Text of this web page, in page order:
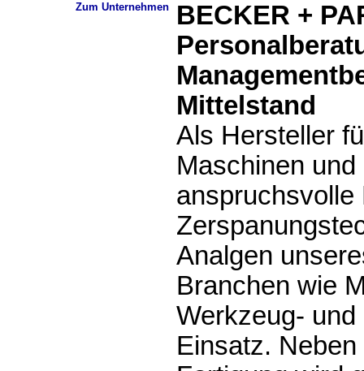
Zum Unternehmen
BECKER +
Mittelstand
Als Hersteller
Maschinen
anspruchsvolle
Analgen
Branchen wie
Werkzeug-
Einsatz.